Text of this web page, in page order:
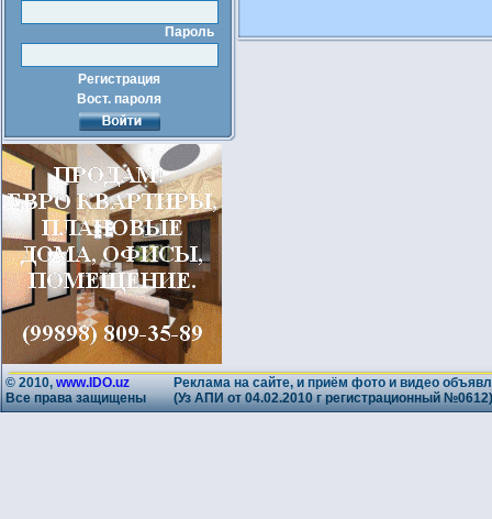
Пароль
Регистрация
Вост. пароля
© 2010, www.IDO.uz
Все права защищены
Реклама на сайте, и приём фото и видео
(Уз АПИ от 04.02.2010 г регистрационный